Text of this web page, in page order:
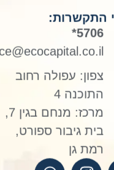
עפולה רחוב
התוכנה 4
מרכז: מנחם בגין 7,
בית גיבור ספורט,
רמת גן